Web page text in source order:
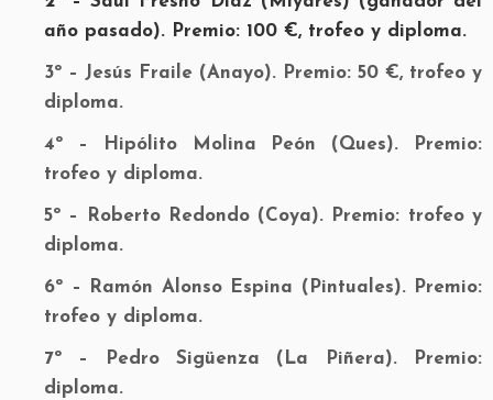
año pasado). Premio: 100 €, trofeo y diploma.
3º – Jesús Fraile (Anayo). Premio: 50 €, trofeo y
diploma.
4º – Hipólito Molina Peón (Ques). Premio:
trofeo y diploma.
5º – Roberto Redondo (Coya). Premio: trofeo y
diploma.
6º – Ramón Alonso Espina (Pintuales). Premio:
trofeo y diploma.
7º – Pedro Sigüenza (La Piñera). Premio:
diploma.